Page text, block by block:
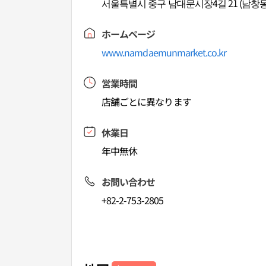
서울특별시 중구 남대문시장4길 21 (남창
ホームページ
www.namdaemunmarket.co.kr
営業時間
店舗ごとに異なります
休業日
年中無休
お問い合わせ
+82-2-753-2805